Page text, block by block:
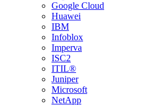
Google Cloud
Huawei
IBM
Infoblox
Imperva
ISC2
ITIL®
Juniper
Microsoft
NetApp